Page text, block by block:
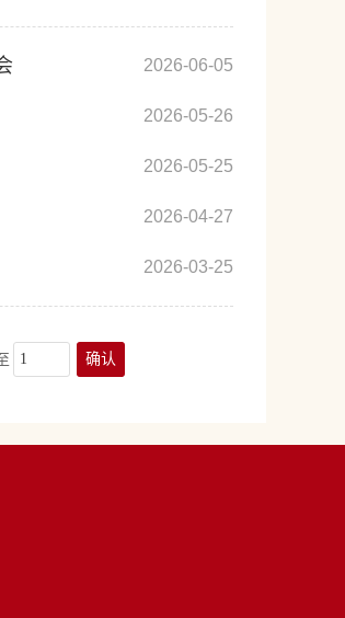
2026-06-05
2026-05-26
2026-05-25
2026-04-27
2026-03-25
确认